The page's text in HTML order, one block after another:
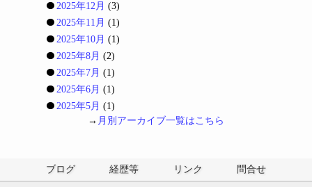
2025年12月 (3)
2025年11月 (1)
2025年10月 (1)
2025年8月 (2)
2025年7月 (1)
2025年6月 (1)
2025年5月 (1)
→ 月別アーカイブ一覧はこちら
ブログ 経歴等 リンク 問合せ